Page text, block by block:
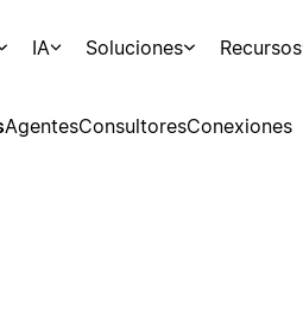
IA Soluciones Recursos
AgentesConsultoresConexiones